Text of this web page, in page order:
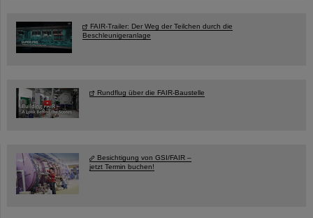
FAIR-Trailer: Der Weg der Teilchen durch die
Beschleunigeranlage
Rundflug über die FAIR-Baustelle
Besichtigung von GSI/FAIR –
jetzt Termin buchen!